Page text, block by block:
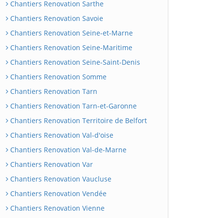
Chantiers Renovation Sarthe
Chantiers Renovation Savoie
Chantiers Renovation Seine-et-Marne
Chantiers Renovation Seine-Maritime
Chantiers Renovation Seine-Saint-Denis
Chantiers Renovation Somme
Chantiers Renovation Tarn
Chantiers Renovation Tarn-et-Garonne
Chantiers Renovation Territoire de Belfort
Chantiers Renovation Val-d'oise
Chantiers Renovation Val-de-Marne
Chantiers Renovation Var
Chantiers Renovation Vaucluse
Chantiers Renovation Vendée
Chantiers Renovation Vienne